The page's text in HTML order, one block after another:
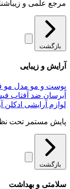
مرجع علمی و
بازگشت
آرایش و زیبایی
پوست و مو مدل مو
آبرسان ضد آفتاب
لوازم آرایشی ادکلن
پایش مستمر تحت
بازگشت
سلامتی و بهداشت